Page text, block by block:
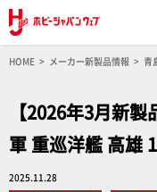
HOME メーカー新製品情報 青
【2026年3月新
軍 重巡洋艦 高雄
2025.11.28